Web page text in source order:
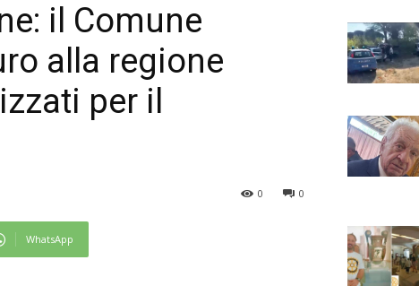
il Comune
alla regione
per il
0
0
WhatsApp